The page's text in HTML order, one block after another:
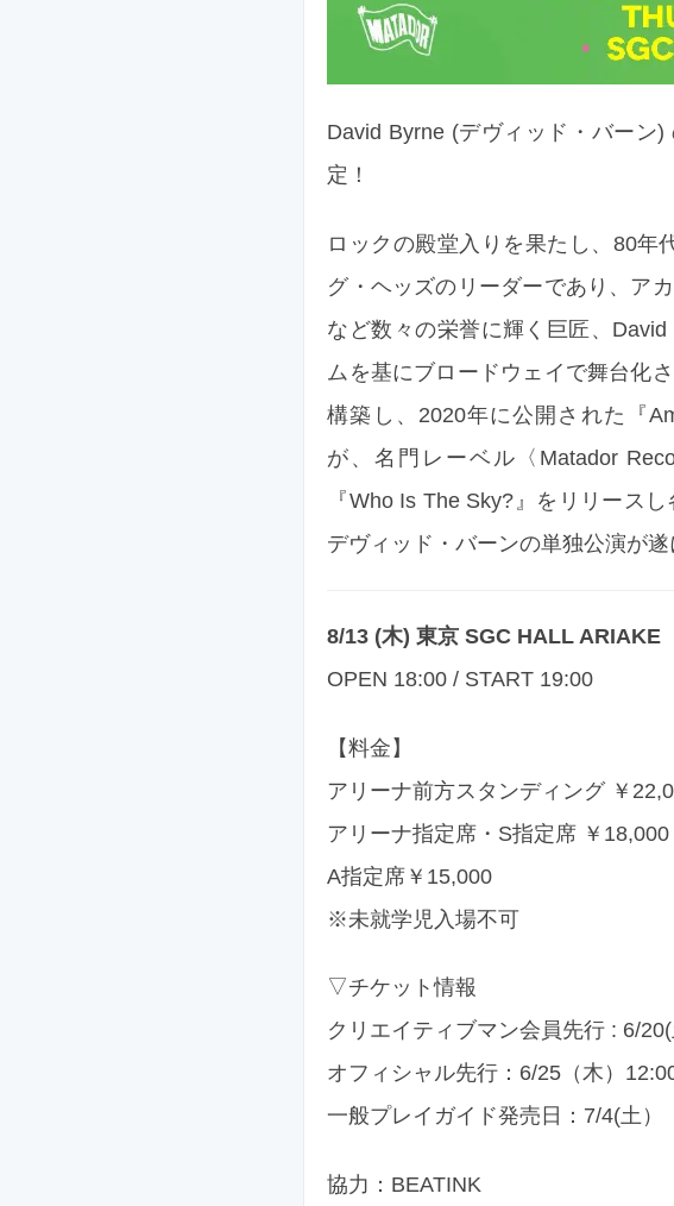
David Byrne (デヴィッド・バーン
定！
ロックの殿堂入りを果たし、80年
グ・ヘッズのリーダーであり、ア
など数々の栄誉に輝く巨匠、
ムを基にブロードウェイで舞台化
構築し、2020年に公開された『
が、名門レーベル〈Matador
『Who Is The Sky?』をリリース
デヴィッド・バーンの単独公演が遂
8/13 (木) 東京 SGC HALL ARIAKE
OPEN 18:00 / START 19:00
【料金】
アリーナ前方スタンディング ￥
アリーナ指定席・S指定席 ￥18,000
A指定席￥15,000
※未就学児入場不可
▽チケット情報
クリエイティブマン会員先行 : 6/
オフィシャル先行：6/25（木）
一般プレイガイド発売日：7/4(
協力：BEATINK